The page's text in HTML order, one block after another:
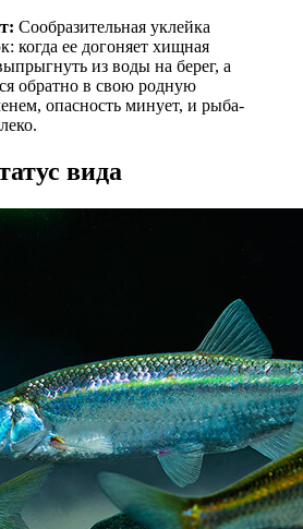
Сообразительная уклейка
когда ее догоняет хищная
из воды на берег, а
обратно в свою родную
опасность минует, и рыба-
вида